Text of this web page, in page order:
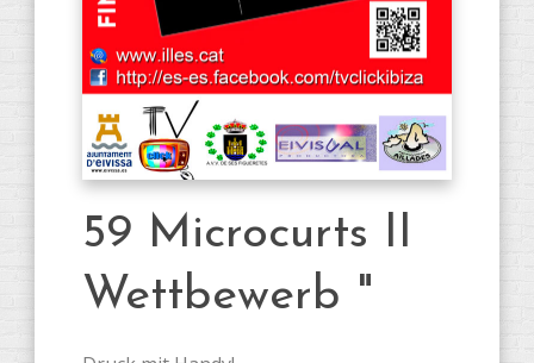
59 Microcurts II
Wettbewerb "